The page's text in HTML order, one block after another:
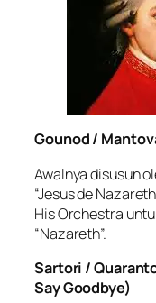
Gounod /
Awalnya disusun
“Jesus de
His Orchestra
“Nazareth”.
Sartori /
Say Goodbye)